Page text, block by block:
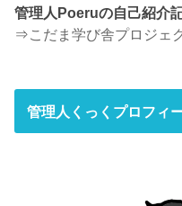
管理人Poeruの自己紹介
⇒こだま学び舎プロジェ
管理人くっくプロフィ